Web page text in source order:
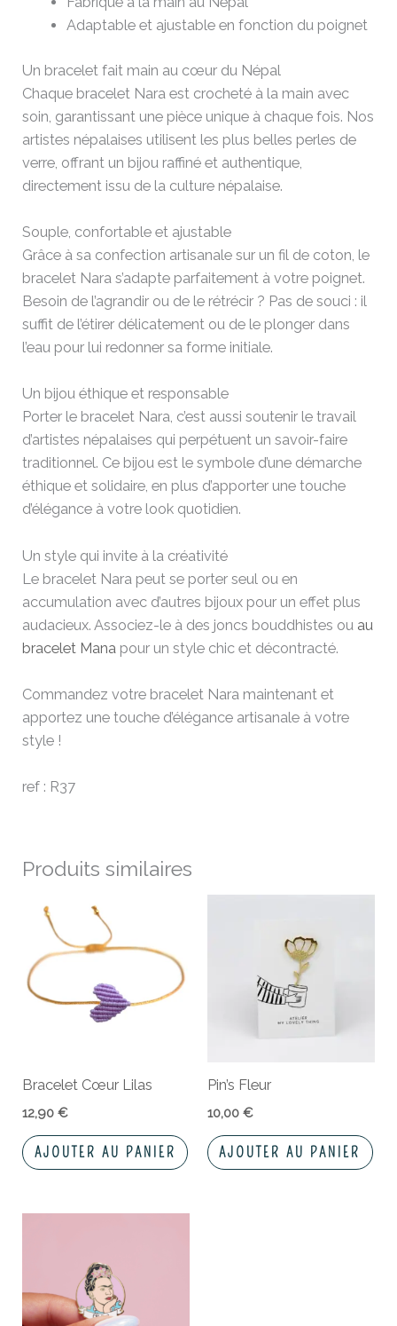
Adaptable et ajustable en fonction du poignet
Un bracelet fait main au cœur du Népal
Chaque bracelet Nara est crocheté à la main avec
soin, garantissant une pièce unique à chaque fois. Nos
artistes népalaises utilisent les plus belles perles de
verre, offrant un bijou raffiné et authentique,
directement issu de la culture népalaise.
Souple, confortable et ajustable
Grâce à sa confection artisanale sur un fil de coton, le
bracelet Nara s’adapte parfaitement à votre poignet.
Besoin de l’agrandir ou de le rétrécir ? Pas de souci : il
suffit de l’étirer délicatement ou de le plonger dans
l’eau pour lui redonner sa forme initiale.
Un bijou éthique et responsable
Porter le bracelet Nara, c’est aussi soutenir le travail
d’artistes népalaises qui perpétuent un savoir-faire
traditionnel. Ce bijou est le symbole d’une démarche
éthique et solidaire, en plus d’apporter une touche
d’élégance à votre look quotidien.
Un style qui invite à la créativité
Le bracelet Nara peut se porter seul ou en
accumulation avec d’autres bijoux pour un effet plus
audacieux. Associez-le à des joncs bouddhistes ou au
bracelet Mana pour un style chic et décontracté.
Commandez votre bracelet Nara maintenant et
apportez une touche d’élégance artisanale à votre
style !
ref : R37
Produits similaires
Bracelet Cœur Lilas
12,90€
AJOUTER AU PANIER
Pin’s Fleur
10,00 €
AJOUTER AU PANIER